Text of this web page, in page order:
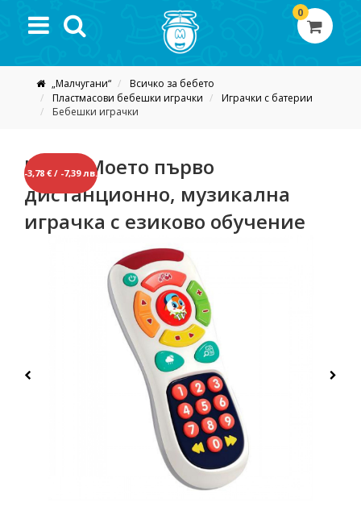
0
„Малчугани“
Всичко за бебето
Пластмасови бебешки играчки
Играчки с батерии
Бебешки играчки
-3,78 € / -7,39 лв.
HOLA, Моето първо
дистанционно, музикална
играчка с езиково обучение